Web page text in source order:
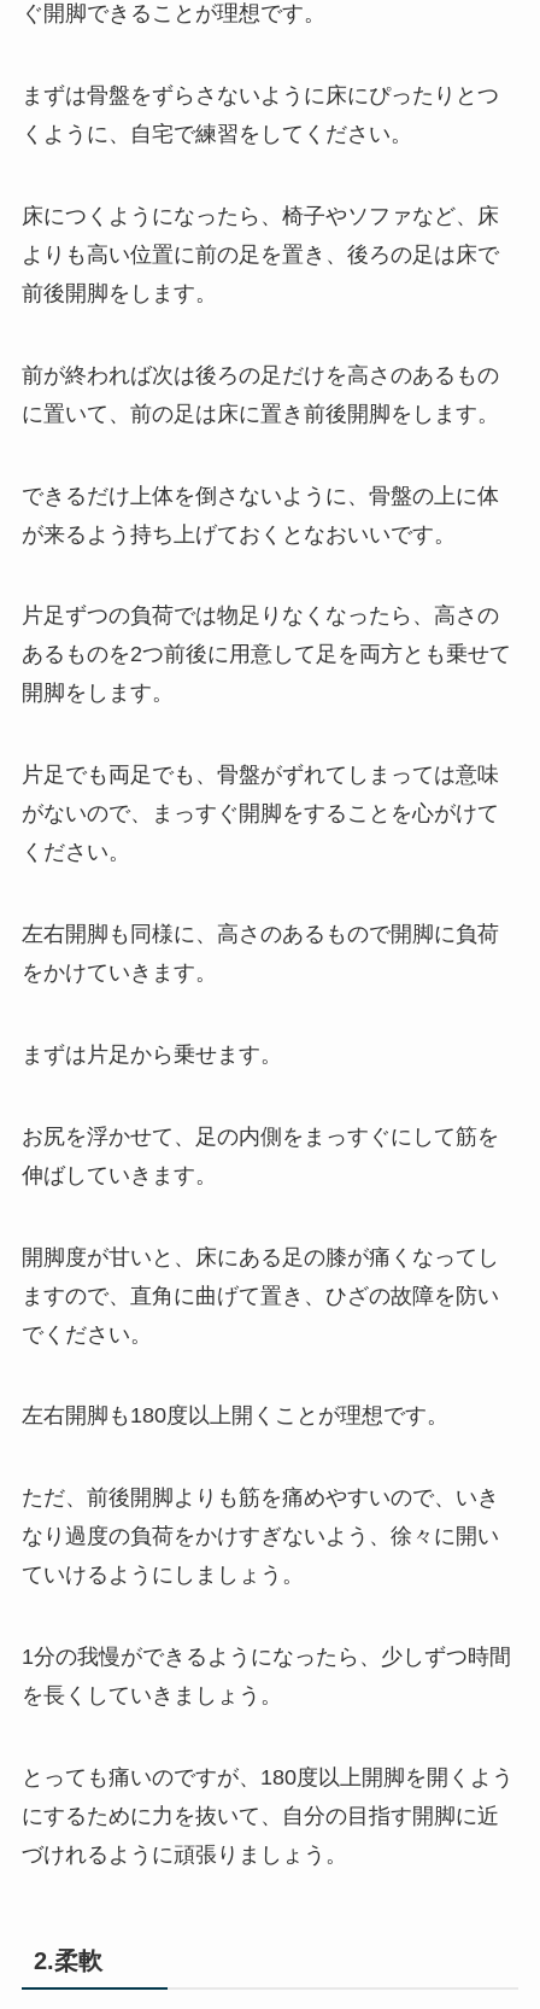
ぐ開脚できることが理想です。
まずは骨盤をずらさないように床にぴったりとつ
くように、自宅で練習をしてください。
床につくようになったら、椅子やソファなど、床
よりも高い位置に前の足を置き、後ろの足は床で
前後開脚をします。
前が終われば次は後ろの足だけを高さのあるもの
に置いて、前の足は床に置き前後開脚をします。
できるだけ上体を倒さないように、骨盤の上に体
が来るよう持ち上げておくとなおいいです。
片足ずつの負荷では物足りなくなったら、高さの
あるものを2つ前後に用意して足を両方とも乗せて
開脚をします。
片足でも両足でも、骨盤がずれてしまっては意味
がないので、まっすぐ開脚をすることを心がけて
ください。
左右開脚も同様に、高さのあるもので開脚に負荷
をかけていきます。
まずは片足から乗せます。
お尻を浮かせて、足の内側をまっすぐにして筋を
伸ばしていきます。
開脚度が甘いと、床にある足の膝が痛くなってし
ますので、直角に曲げて置き、ひざの故障を防い
でください。
左右開脚も180度以上開くことが理想です。
ただ、前後開脚よりも筋を痛めやすいので、いき
なり過度の負荷をかけすぎないよう、徐々に開い
ていけるようにしましょう。
1分の我慢ができるようになったら、少しずつ時間
を長くしていきましょう。
とっても痛いのですが、180度以上開脚を開くよう
にするために力を抜いて、自分の目指す開脚に近
づけれるように頑張りましょう。
2.柔軟